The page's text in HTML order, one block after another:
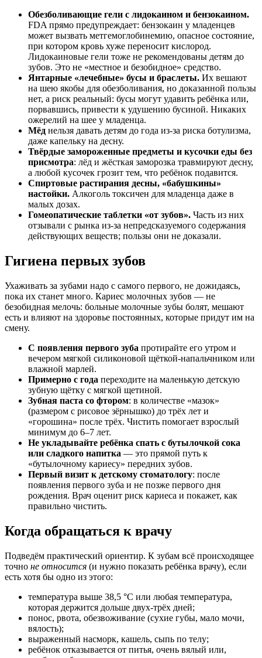
Обезболивающие гели с лидокаином и бензокаином.
FDA прямо предупреждает: бензокаин у младенцев
может вызвать метгемоглобинемию, опасное состояние,
при котором кровь хуже переносит кислород.
Лидокаиновые гели тоже не рекомендованы детям до
зубов. Это не «местное и безобидное» средство.
Янтарные «лечебные» бусы и браслеты. Их вешают
на шею якобы для обезболивания, но доказанной пользы
нет, а риск реальный: бусы могут удавить ребёнка или,
порвавшись, привести к удушению бусиной. Никаких
ожерелий на шее у младенца.
Мёд нельзя давать детям до года из-за риска ботулизма,
даже капельку на десну.
Твёрдые замороженные предметы и кусочки еды без
присмотра: лёд и жёсткая заморозка травмируют десну,
а любой кусочек грозит тем, что ребёнок подавится.
Спиртовые растирания десны, «бабушкины»
настойки. Алкоголь токсичен для младенца даже в
малых дозах.
Гомеопатические таблетки «от зубов». Часть из них
отзывали с рынка из-за непредсказуемого содержания
действующих веществ; пользы они не доказали.
Гигиена первых зубов
Ухаживать за зубами надо с самого первого, не дожидаясь,
пока их станет много. Кариес молочных зубов — не
безобидная мелочь: больные молочные зубы болят, мешают
есть и влияют на здоровье постоянных, которые придут им на
смену.
С появления первого зуба протирайте его утром и
вечером мягкой силиконовой щёткой-напальчником или
влажной марлей.
Примерно с года переходите на маленькую детскую
зубную щётку с мягкой щетиной.
Зубная паста со фтором: в количестве «мазок»
(размером с рисовое зёрнышко) до трёх лет и
«горошина» после трёх. Чистить помогает взрослый
минимум до 6–7 лет.
Не укладывайте ребёнка спать с бутылочкой сока
или сладкого напитка — это прямой путь к
«бутылочному кариесу» передних зубов.
Первый визит к детскому стоматологу: после
появления первого зуба и не позже первого дня
рождения. Врач оценит риск кариеса и покажет, как
правильно чистить.
Когда обращаться к врачу
Подведём практический ориентир. К зубам всё происходящее
точно не относится (и нужно показать ребёнка врачу), если
есть хотя бы одно из этого:
температура выше 38,5 °C или любая температура,
которая держится дольше двух-трёх дней;
понос, рвота, обезвоживание (сухие губы, мало мочи,
вялость);
выраженный насморк, кашель, сыпь по телу;
ребёнок отказывается от питья, очень вялый или,